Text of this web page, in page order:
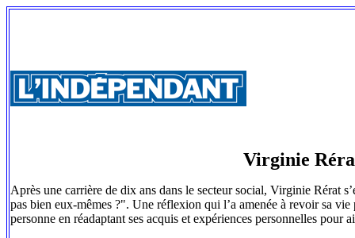
Virginie
Après une carrière de dix ans dans le secteur social, Virginie Rérat
pas bien eux-mêmes ?". Une réflexion qui l’a amenée à revoir sa
personne en réadaptant ses acquis et expériences personnelles pour